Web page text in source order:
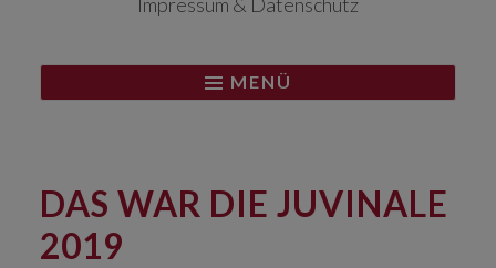
MENÜ
DAS WAR DIE JUVINALE
2019